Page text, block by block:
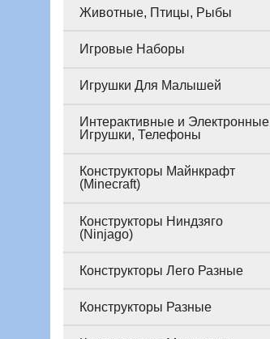
Животные, Птицы, Рыбы
Игровые Наборы
Игрушки Для Малышей
Интерактивные и Электронные
Игрушки, Телефоны
Конструкторы Майнкрафт
(Minecraft)
Конструкторы Ниндзяго
(Ninjago)
Конструкторы Лего Разные
Конструкторы Разные